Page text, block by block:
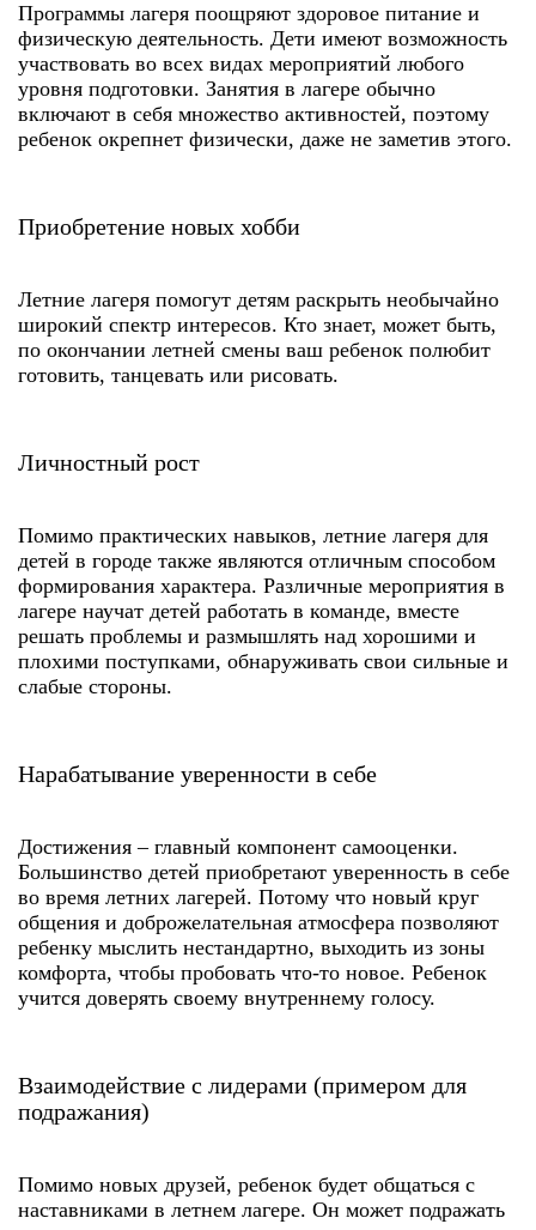
Программы лагеря поощряют здоровое питание и
физическую деятельность. Дети имеют возможность
участвовать во всех видах мероприятий любого
уровня подготовки. Занятия в лагере обычно
включают в себя множество активностей, поэтому
ребенок окрепнет физически, даже не заметив этого.
Приобретение новых хобби
Летние лагеря помогут детям раскрыть необычайно
широкий спектр интересов. Кто знает, может быть,
по окончании летней смены ваш ребенок полюбит
готовить, танцевать или рисовать.
Личностный рост
Помимо практических навыков, летние лагеря для
детей в городе также являются отличным способом
формирования характера. Различные мероприятия в
лагере научат детей работать в команде, вместе
решать проблемы и размышлять над хорошими и
плохими поступками, обнаруживать свои сильные и
слабые стороны.
Нарабатывание уверенности в себе
Достижения – главный компонент самооценки.
Большинство детей приобретают уверенность в себе
во время летних лагерей. Потому что новый круг
общения и доброжелательная атмосфера позволяют
ребенку мыслить нестандартно, выходить из зоны
комфорта, чтобы пробовать что-то новое. Ребенок
учится доверять своему внутреннему голосу.
Взаимодействие с лидерами (примером для
подражания)
Помимо новых друзей, ребенок будет общаться с
наставниками в летнем лагере. Он может подражать